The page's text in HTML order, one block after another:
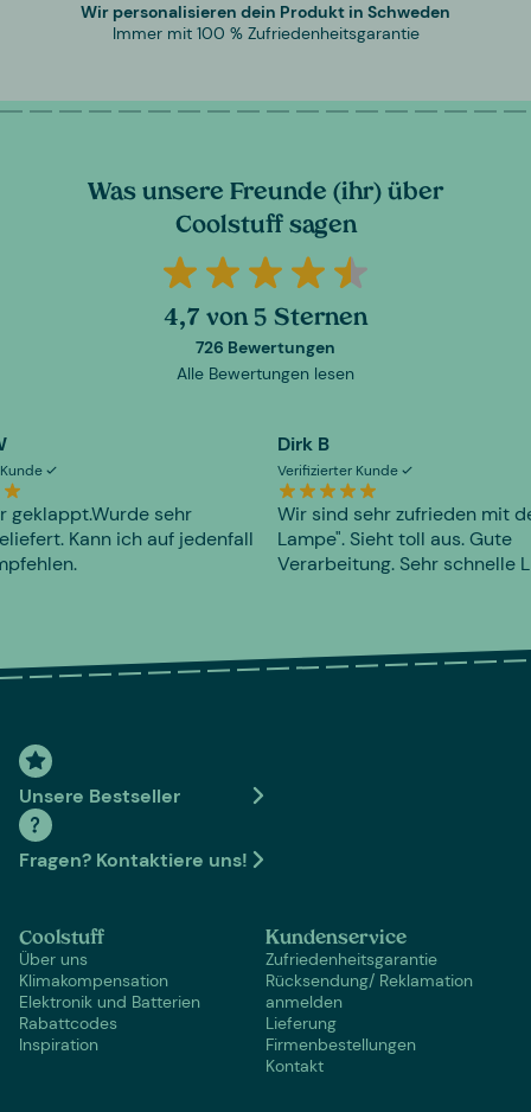
Wir personalisieren dein Produkt in Schweden
Immer mit 100 % Zufriedenheitsgarantie
Was unsere Freunde (ihr) über
Coolstuff sagen
4,7 von 5 Sternen
726 Bewertungen
Alle Bewertungen lesen
geklappt.Wurde sehr
Kann ich auf jedenfall
Dirk B
Verifizierter Kunde
Wir sind sehr zufrieden mit
Lampe". Sieht toll aus. Gute
Verarbeitung. Sehr schnelle
Unsere Bestseller
Fragen? Kontaktiere uns!
Coolstuff
Über uns
Klimakompensation
Elektronik und Batterien
Rabattcodes
Inspiration
Kundenservice
Zufriedenheitsgarantie
Rücksendung/ Reklamation
anmelden
Lieferung
Firmenbestellungen
Kontakt